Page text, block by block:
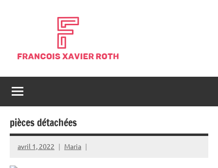
Blog
François
Xavier
d'actualités
pièces détachées
avril 1, 2022 Maria